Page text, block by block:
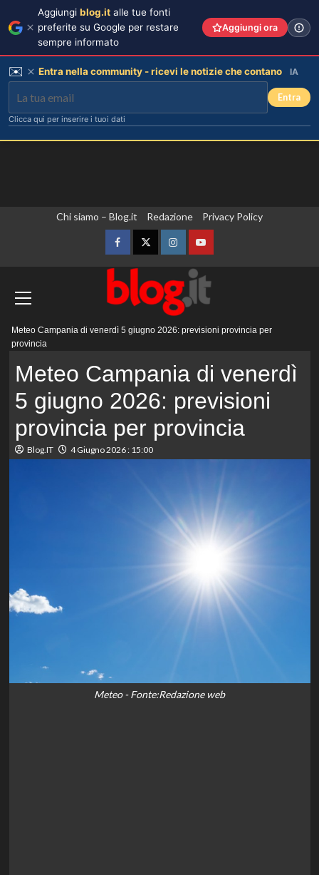
Chi siamo – Blog.it Redazione Privacy Policy
FacebookTwitterInstagramYouTube
principale
Meteo Campania di venerdì 5 giugno 2026: previsioni provincia per
provincia
Meteo Campania di venerdì
5 giugno 2026: previsioni
provincia per provincia
Blog.IT 4 Giugno 2026 : 15:00
Meteo - Fonte:Redazione web
Aggiungi blog.it alle tue fonti
preferite su Google per restare
sempre informato
Aggiungi ora
✉️ Entra nella community - ricevi le notizie che contano IA
Entra
Clicca qui per inserire i tuoi dati